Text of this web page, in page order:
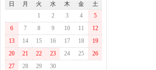
NTT
MURATEC
ﾊﾟﾅｿﾆｯｸ
HEWLETT PACKARD
MINOLTA
日
月 火 水 木 金
土
1
2 3 4
5
6
7 8 9 10 11
12
13
14 15 16 17 18
19
20
21 22 23 24 25
26
27
28 29 30